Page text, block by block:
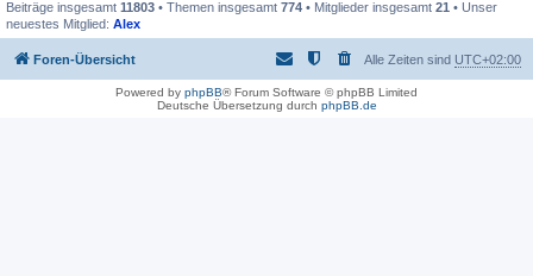
Beiträge insgesamt 11803 • Themen insgesamt 774 • Mitglieder insgesamt 21 • Unser
neuestes Mitglied: Alex
Foren-Übersicht Alle Zeiten sind UTC+02:00
Powered by phpBB® Forum Software © phpBB Limited
Deutsche Übersetzung durch phpBB.de